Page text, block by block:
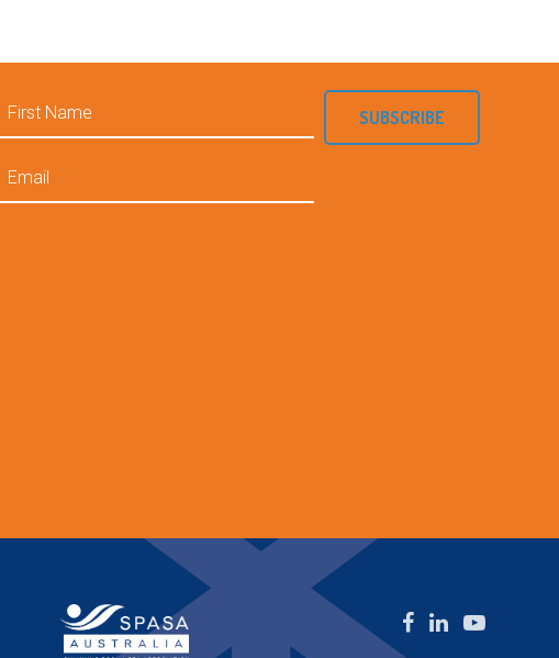
Name
SUBSCRIBE